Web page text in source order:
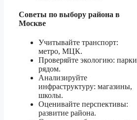
Советы по выбору района в
Москве
Учитывайте транспорт:
метро, МЦК.
Проверяйте экологию: парки
рядом.
Анализируйте
инфраструктуру: магазины,
школы.
Оценивайте перспективы:
развитие района.